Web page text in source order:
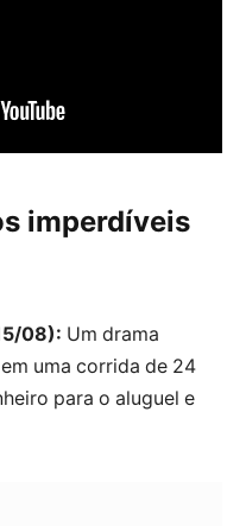
imperdíveis
08): Um drama
uma corrida de 24
para o aluguel e